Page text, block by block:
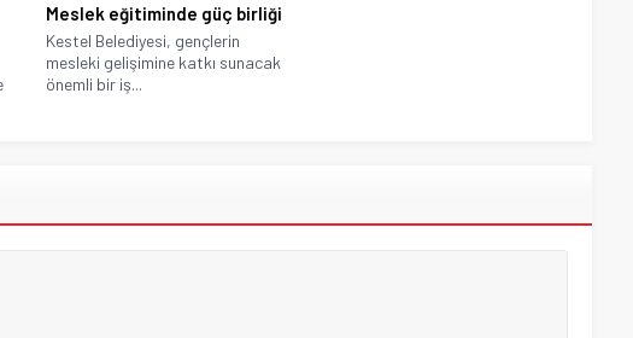
Meslek eğitiminde güç birliği
Kestel Belediyesi, gençlerin
mesleki gelişimine katkı sunacak
önemli bir iş...